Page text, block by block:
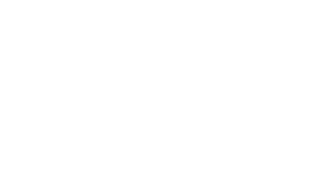
are used to help us analyze how the website is used and to offer